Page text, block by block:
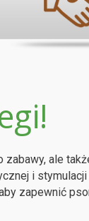
ale
i
zapewnić